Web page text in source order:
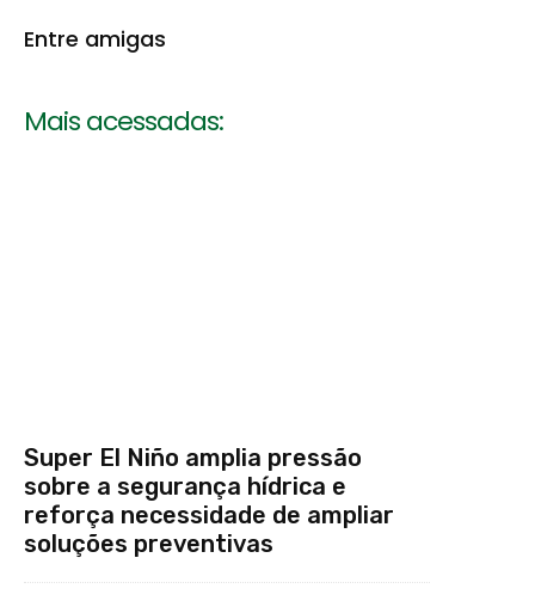
Entre amigas
Mais acessadas:
Super El Niño amplia pressão
sobre a segurança hídrica e
reforça necessidade de ampliar
soluções preventivas